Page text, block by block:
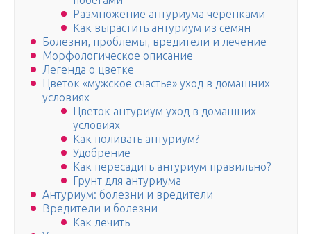
Размножение антуриума черенками
Как вырастить антуриум из семян
Болезни, проблемы, вредители и лечение
Морфологическое описание
Легенда о цветке
Цветок «мужское счастье» уход в домашних
условиях
Цветок антуриум уход в домашних
условиях
Как поливать антуриум?
Удобрение
Как пересадить антуриум правильно?
Грунт для антуриума
Антуриум: болезни и вредители
Вредители и болезни
Как лечить